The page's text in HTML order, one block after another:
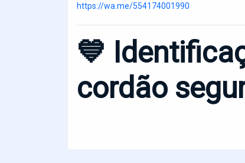
https://wa.me/554174001990
💙
cordão